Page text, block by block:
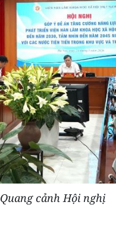
Quang cảnh Hội nghị